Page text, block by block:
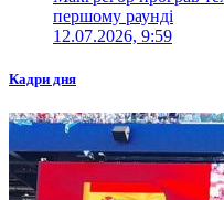
першому раунді
12.07.2026, 9:59
Кадри дня